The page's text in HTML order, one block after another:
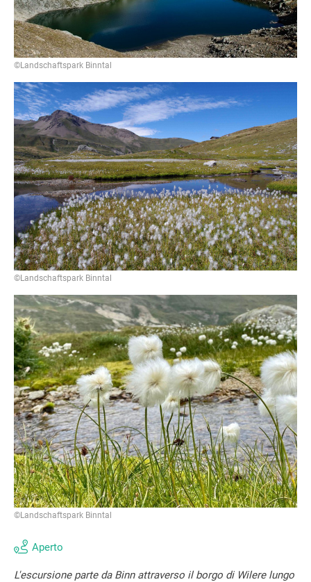
©Landschaftspark Binntal
©Landschaftspark Binntal
©Landschaftspark Binntal
Aperto
L'escursione parte da Binn attraverso il borgo di Wilere lungo